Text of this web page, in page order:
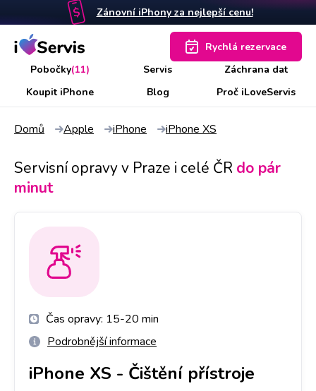
Zánovní iPhony za nejlepší cenu!
Pobočky(11) Servis
Záchrana dat
Koupit iPhone
Blog Proč iLoveServis
Rychlá rezervace
Domů Apple iPhone iPhone XS
Servisní opravy v Praze i celé ČR do pár
minut
Čas opravy: 15-20 min
Podrobnější informace
iPhone XS - Čištění přístroje